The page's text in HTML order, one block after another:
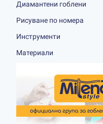
Диамантени гоблени
Рисуване по номера
Инструменти
Материали